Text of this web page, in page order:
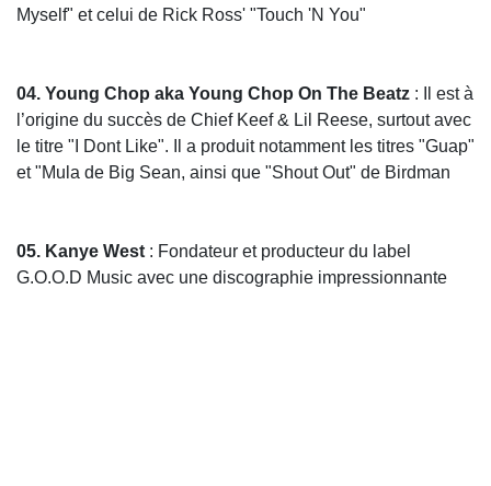
Myself" et celui de Rick Ross' "Touch 'N You"
04. Young Chop aka Young Chop On The Beatz : Il est à
l’origine du succès de Chief Keef & Lil Reese, surtout avec
le titre "I Dont Like". Il a produit notamment les titres "Guap"
et "Mula de Big Sean, ainsi que "Shout Out" de Birdman
05. Kanye West : Fondateur et producteur du label
G.O.O.D Music avec une discographie impressionnante